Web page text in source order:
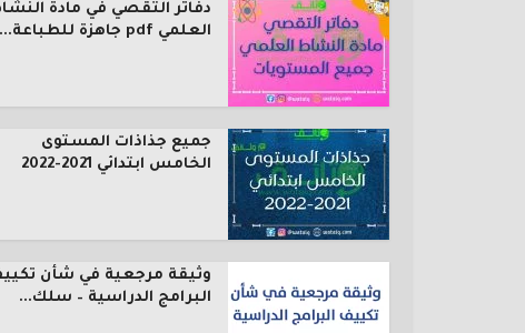
دفاتر التقصي في مادة
العلمي pdf جاهزة للطباعة...
جميع جذاذات المستوى
الخامس ابتدائي 2021-2022
وثيقة مرجعية في شأن
البرامج الدراسية – سلك...